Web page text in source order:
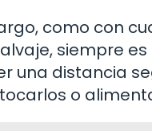
como con
siempre
una distancia
o